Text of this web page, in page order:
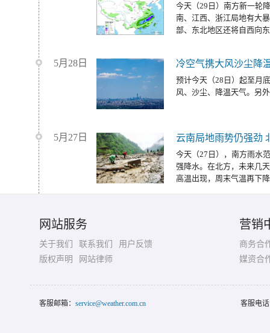
今天（29日）南方新一轮
南、江西、浙江局地有大
部、东北地区还将自西向
5月28日 冷空气携大风沙尘降
预计今天（28日）起至月
风、沙尘、降温天气。另
5月27日 云南局地雨势仍强劲
今天（27日），南方雨水
强降水。在北方，未来几
高温出现，周末气温再下
网站服务
关于我们 联系我们
用户反馈
版权声明
网站律师
营销
商务合
媒资合
客服邮箱： service@weather.com.cn 客服电